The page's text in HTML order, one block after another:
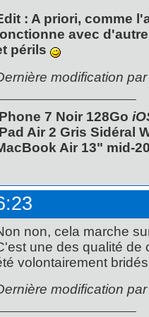
: A priori, comme
avec
périls
modification
7 Noir 128Go
Air 2 Gris Sidéral
Air 13" mid-
non, cela marche
une des qualité de
volontairement
modification